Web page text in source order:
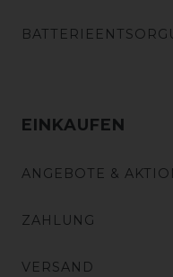
EINKAUFEN
ANGEBOTE &
ZAHLUNG
VERSAND